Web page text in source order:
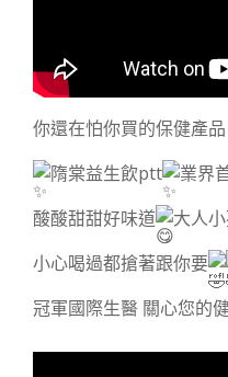
你還在怕你買的保健產
隋棠益生飲ptt
業界
酸酸甜甜好味道
大人
小心喝過都搶著跟你要
冠軍國際生醫 關心您的